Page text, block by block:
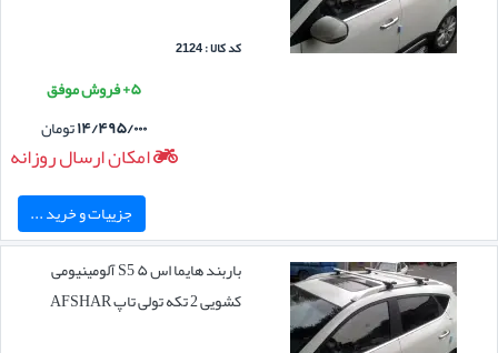
کد کالا : 2124
۵+ فروش موفق
۱۴/۴۹۵/۰۰۰تومان
امکان ارسال روزانه
جزییات و خرید ...
باربند هایما اس ۵ S5 آلومینیومی
کشویی 2 تکه تولی تاپ AFSHAR